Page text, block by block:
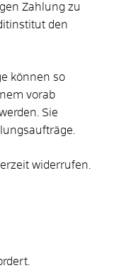
Zahlung zu
den
können so
vorab
Sie
widerrufen.